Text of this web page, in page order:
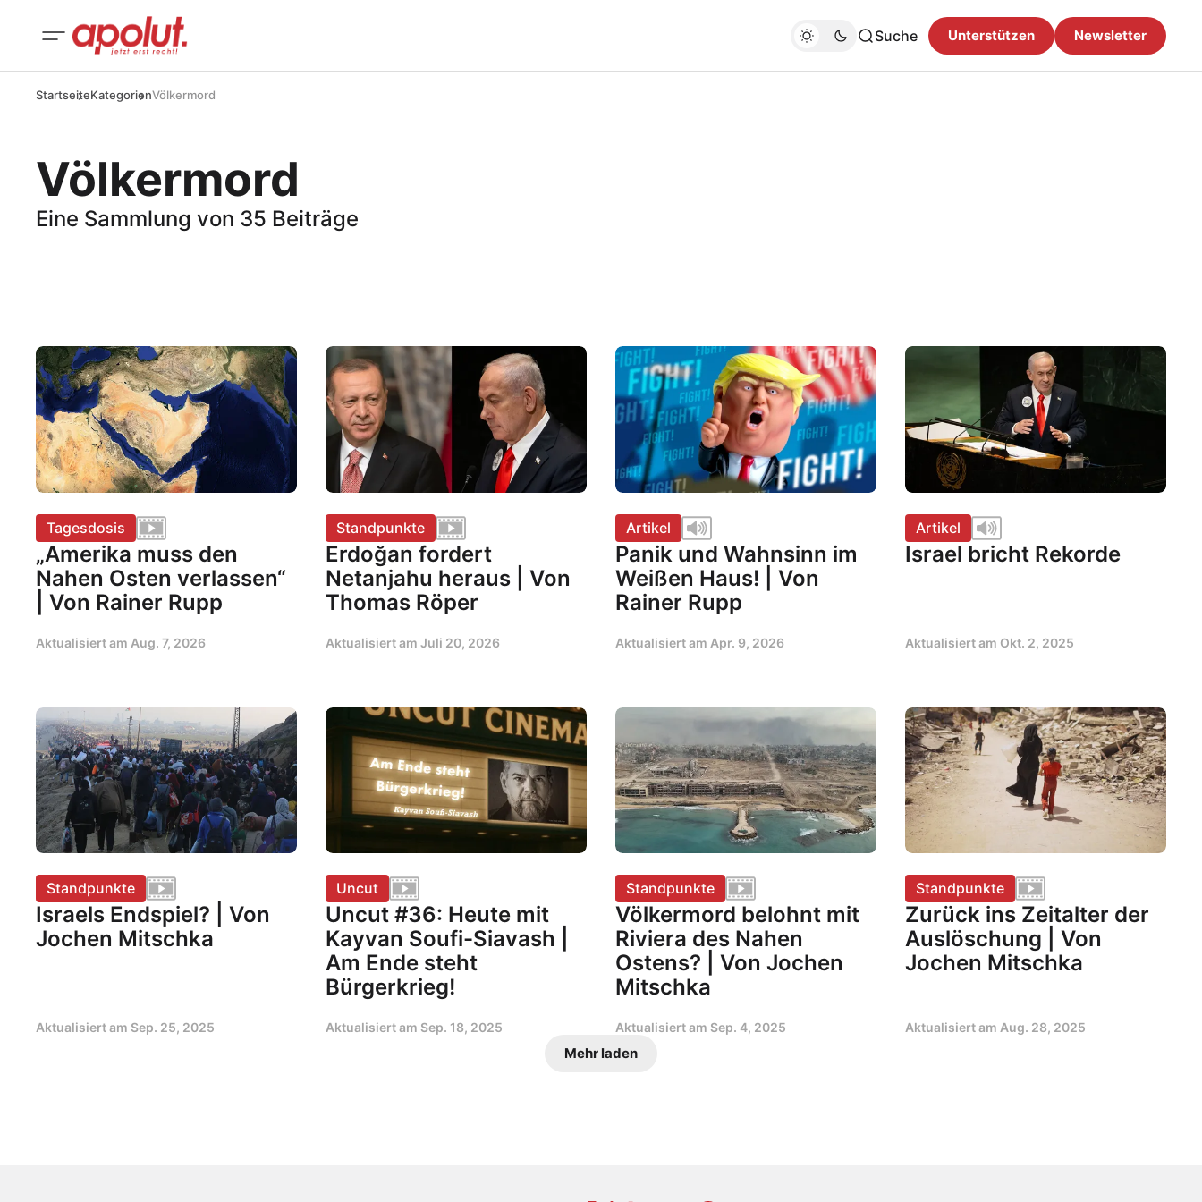
Suche Unterstützen Newsletter
StartseiteKategorienVölkermord
Völkermord
Eine Sammlung von 35 Beiträge
Tagesdosis
„Amerika muss den
Nahen Osten verlassen“
| Von Rainer Rupp
Aktualisiert am Aug. 7, 2026
Standpunkte
Erdoğan fordert
Netanjahu heraus | Von
Thomas Röper
Aktualisiert am Juli 20, 2026
Artikel
Panik und Wahnsinn im
Weißen Haus! | Von
Rainer Rupp
Aktualisiert am Apr. 9, 2026
Artikel
Israel bricht Rekorde
Aktualisiert am Okt. 2, 2025
Standpunkte
Israels Endspiel? | Von
Jochen Mitschka
Aktualisiert am Sep. 25, 2025
Uncut
Uncut #36: Heute mit
Kayvan Soufi-Siavash |
Am Ende steht
Bürgerkrieg!
Aktualisiert am Sep. 18, 2025
Standpunkte
Völkermord belohnt mit
Riviera des Nahen
Ostens? | Von Jochen
Mitschka
Aktualisiert am Sep. 4, 2025
Standpunkte
Zurück ins Zeitalter der
Auslöschung | Von
Jochen Mitschka
Aktualisiert am Aug. 28, 2025
Mehr laden